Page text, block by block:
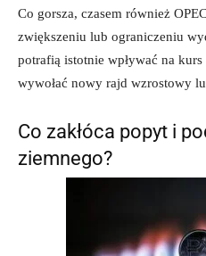
Co gorsza, czasem również
zwiększeniu lub ograniczeniu
potrafią istotnie wpływać na
wywołać nowy rajd wzrostowy
Co zakłóca popyt i
ziemnego?